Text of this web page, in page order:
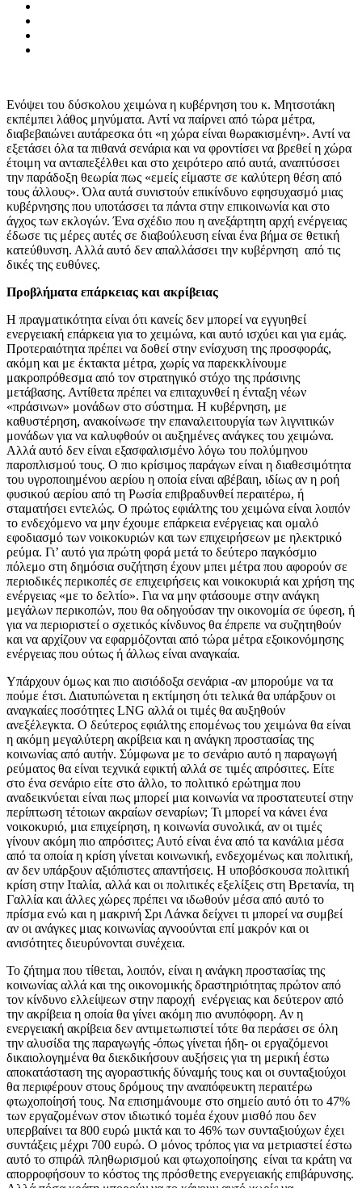
Ενόψει του δύσκολου χειμώνα η κυβέρνηση του κ. Μητσοτάκη
εκπέμπει λάθος μηνύματα. Αντί να παίρνει από τώρα μέτρα,
διαβεβαιώνει αυτάρεσκα ότι «η χώρα είναι θωρακισμένη». Αντί να
εξετάσει όλα τα πιθανά σενάρια και να φροντίσει να βρεθεί η χώρα
έτοιμη να ανταπεξέλθει και στο χειρότερο από αυτά, αναπτύσσει
την παράδοξη θεωρία πως «εμείς είμαστε σε καλύτερη θέση από
τους άλλους». Όλα αυτά συνιστούν επικίνδυνο εφησυχασμό μιας
κυβέρνησης που υποτάσσει τα πάντα στην επικοινωνία και στο
άγχος των εκλογών. Ένα σχέδιο που η ανεξάρτητη αρχή ενέργειας
έδωσε τις μέρες αυτές σε διαβούλευση είναι ένα βήμα σε θετική
κατεύθυνση. Αλλά αυτό δεν απαλλάσσει την κυβέρνηση από τις
δικές της ευθύνες.
Προβλήματα επάρκειας και ακρίβειας
Η πραγματικότητα είναι ότι κανείς δεν μπορεί να εγγυηθεί
ενεργειακή επάρκεια για το χειμώνα, και αυτό ισχύει και για εμάς.
Προτεραιότητα πρέπει να δοθεί στην ενίσχυση της προσφοράς,
ακόμη και με έκτακτα μέτρα, χωρίς να παρεκκλίνουμε
μακροπρόθεσμα από τον στρατηγικό στόχο της πράσινης
μετάβασης. Αντίθετα πρέπει να επιταχυνθεί η ένταξη νέων
«πράσινων» μονάδων στο σύστημα. Η κυβέρνηση, με
καθυστέρηση, ανακοίνωσε την επαναλειτουργία των λιγνιτικών
μονάδων για να καλυφθούν οι αυξημένες ανάγκες του χειμώνα.
Αλλά αυτό δεν είναι εξασφαλισμένο λόγω του πολύμηνου
παροπλισμού τους. Ο πιο κρίσιμος παράγων είναι η διαθεσιμότητα
του υγροποιημένου αερίου η οποία είναι αβέβαιη, ιδίως αν η ροή
φυσικού αερίου από τη Ρωσία επιβραδυνθεί περαιτέρω, ή
σταματήσει εντελώς. Ο πρώτος εφιάλτης του χειμώνα είναι λοιπόν
το ενδεχόμενο να μην έχουμε επάρκεια ενέργειας και ομαλό
εφοδιασμό των νοικοκυριών και των επιχειρήσεων με ηλεκτρικό
ρεύμα. Γι’ αυτό για πρώτη φορά μετά το δεύτερο παγκόσμιο
πόλεμο στη δημόσια συζήτηση έχουν μπει μέτρα που αφορούν σε
περιοδικές περικοπές σε επιχειρήσεις και νοικοκυριά και χρήση της
ενέργειας «με το δελτίο». Για να μην φτάσουμε στην ανάγκη
μεγάλων περικοπών, που θα οδηγούσαν την οικονομία σε ύφεση, ή
για να περιοριστεί ο σχετικός κίνδυνος θα έπρεπε να συζητηθούν
και να αρχίζουν να εφαρμόζονται από τώρα μέτρα εξοικονόμησης
ενέργειας που ούτως ή άλλως είναι αναγκαία.
Υπάρχουν όμως και πιο αισιόδοξα σενάρια -αν μπορούμε να τα
πούμε έτσι. Διατυπώνεται η εκτίμηση ότι τελικά θα υπάρξουν οι
αναγκαίες ποσότητες LNG αλλά οι τιμές θα αυξηθούν
ανεξέλεγκτα. Ο δεύτερος εφιάλτης επομένως του χειμώνα θα είναι
η ακόμη μεγαλύτερη ακρίβεια και η ανάγκη προστασίας της
κοινωνίας από αυτήν. Σύμφωνα με το σενάριο αυτό η παραγωγή
ρεύματος θα είναι τεχνικά εφικτή αλλά σε τιμές απρόσιτες. Είτε
στο ένα σενάριο είτε στο άλλο, το πολιτικό ερώτημα που
αναδεικνύεται είναι πως μπορεί μια κοινωνία να προστατευτεί στην
περίπτωση τέτοιων ακραίων σεναρίων; Τι μπορεί να κάνει ένα
νοικοκυριό, μια επιχείρηση, η κοινωνία συνολικά, αν οι τιμές
γίνουν ακόμη πιο απρόσιτες; Αυτό είναι ένα από τα κανάλια μέσα
από τα οποία η κρίση γίνεται κοινωνική, ενδεχομένως και πολιτική,
αν δεν υπάρξουν αξιόπιστες απαντήσεις. Η υποβόσκουσα πολιτική
κρίση στην Ιταλία, αλλά και οι πολιτικές εξελίξεις στη Βρετανία, τη
Γαλλία και άλλες χώρες πρέπει να ιδωθούν μέσα από αυτό το
πρίσμα ενώ και η μακρινή Σρι Λάνκα δείχνει τι μπορεί να συμβεί
αν οι ανάγκες μιας κοινωνίας αγνοούνται επί μακρόν και οι
ανισότητες διευρύνονται συνέχεια.
Το ζήτημα που τίθεται, λοιπόν, είναι η ανάγκη προστασίας της
κοινωνίας αλλά και της οικονομικής δραστηριότητας πρώτον από
τον κίνδυνο ελλείψεων στην παροχή ενέργειας και δεύτερον από
την ακρίβεια η οποία θα γίνει ακόμη πιο ανυπόφορη. Αν η
ενεργειακή ακρίβεια δεν αντιμετωπιστεί τότε θα περάσει σε όλη
την αλυσίδα της παραγωγής -όπως γίνεται ήδη- οι εργαζόμενοι
δικαιολογημένα θα διεκδικήσουν αυξήσεις για τη μερική έστω
αποκατάσταση της αγοραστικής δύναμής τους και οι συνταξιούχοι
θα περιφέρουν στους δρόμους την αναπόφευκτη περαιτέρω
φτωχοποίησή τους. Να επισημάνουμε στο σημείο αυτό ότι το 47%
των εργαζομένων στον ιδιωτικό τομέα έχουν μισθό που δεν
υπερβαίνει τα 800 ευρώ μικτά και το 46% των συνταξιούχων έχει
συντάξεις μέχρι 700 ευρώ. Ο μόνος τρόπος για να μετριαστεί έστω
αυτό το σπιράλ πληθωρισμού και φτωχοποίησης είναι τα κράτη να
απορροφήσουν το κόστος της πρόσθετης ενεργειακής επιβάρυνσης.